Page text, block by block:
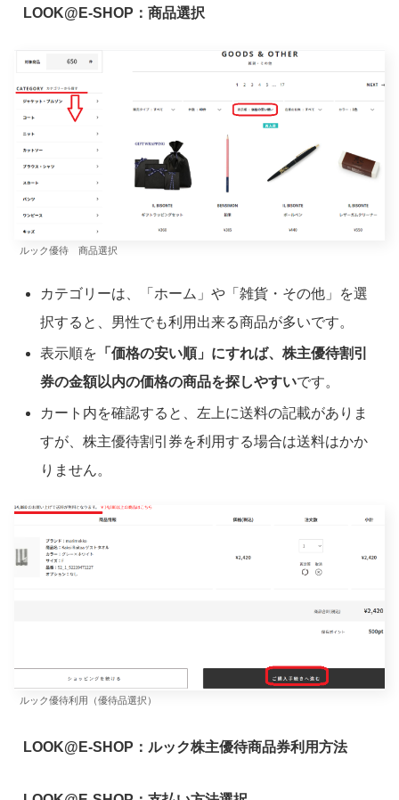
LOOK@E-SHOP：商品選択
ルック優待 商品選択
カテゴリーは、「ホーム」や「雑貨・その他」を選
択すると、男性でも利用出来る商品が多いです。
表示順を 「価格の安い順」にすれば、株主優待割引
券の金額以内の価格の商品を探しやすいです。
カート内を確認すると、左上に送料の記載がありま
すが、株主優待割引券を利用する場合は送料はかか
りません。
ルック優待利用（優待品選択）
LOOK@E-SHOP：ルック株主優待商品券利用方法